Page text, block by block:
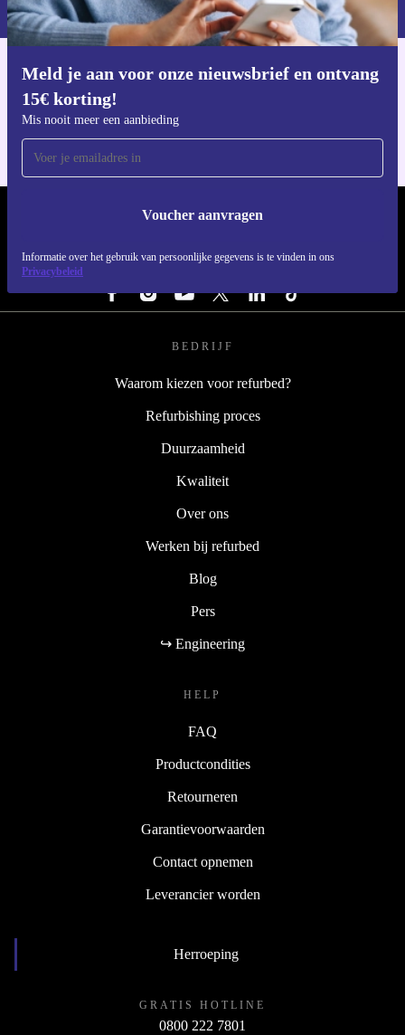
Meld je aan voor onze nieuwsbrief en ontvang
15€ korting!
Mis nooit meer een aanbieding
Voucher aanvragen
Informatie over het gebruik van persoonlijke gegevens is te vinden in ons
Privacybeleid
Download de refurbed app
REFURBED NEDERLAND - RETHINK NEW.
VOLG ONS
BEDRIJF
Waarom kiezen voor refurbed?
Refurbishing proces
Duurzaamheid
Kwaliteit
Over ons
Werken bij refurbed
Blog
Pers
↪ Engineering
HELP
FAQ
Productcondities
Retourneren
Garantievoorwaarden
Contact opnemen
Leverancier worden
Herroeping
GRATIS HOTLINE
0800 222 7801